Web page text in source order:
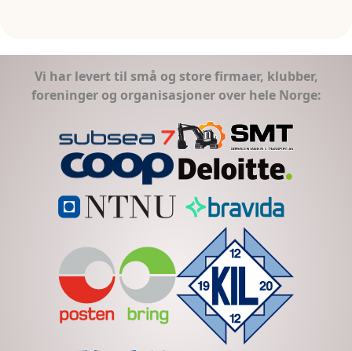
Vi har levert til små og store firmaer, klubber,
foreninger og organisasjoner over hele Norge: